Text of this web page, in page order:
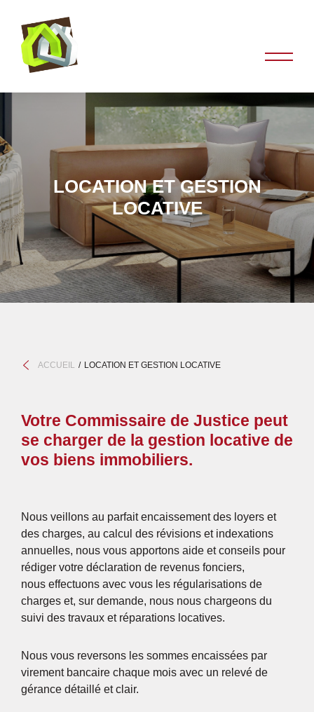
LOCATION ET GESTION
LOCATIVE
ACCUEIL LOCATION ET GESTION LOCATIVE
Votre Commissaire de Justice peut
se charger de la gestion locative de
vos biens immobiliers.
Nous veillons au parfait encaissement des loyers et
des charges, au calcul des révisions et indexations
annuelles, nous vous apportons aide et conseils pour
rédiger votre déclaration de revenus fonciers,
nous effectuons avec vous les régularisations de
charges et, sur demande, nous nous chargeons du
suivi des travaux et réparations locatives.
Nous vous reversons les sommes encaissées par
virement bancaire chaque mois avec un relevé de
gérance détaillé et clair.